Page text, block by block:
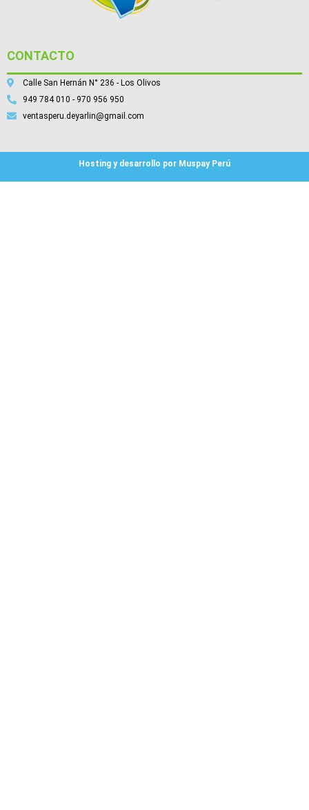
CONTACTO
Calle San Hernán N° 236 - Los Olivos
949 784 010 - 970 956 950
ventasperu.deyarlin@gmail.com
Hosting y desarrollo por Muspay Perú